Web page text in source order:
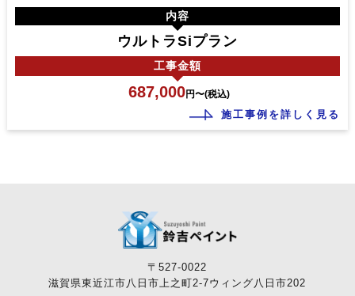
内容
ウルトラSiプラン
工事金額
687,000円〜(税込)
施工事例を詳しく見る
〒527-0022
滋賀県東近江市八日市上之町2-7ウィング八日市202